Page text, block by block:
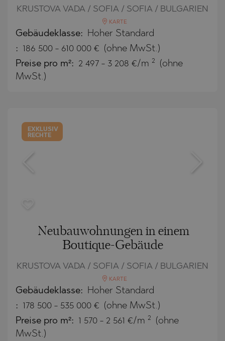
KRUSTOVA VADA / SOFIA / SOFIA / BULGARIEN
KARTE
Gebäudeklasse: Hoher Standard
: 186 500 - 610 000 € (ohne MwSt.)
Preise pro m²: 2 497 - 3 208 €/m 2
(ohne
MwSt.)
EXKLUSIV
RECHTE
Neubauwohnungen in einem
Boutique-Gebäude
KRUSTOVA VADA / SOFIA / SOFIA / BULGARIEN
KARTE
Gebäudeklasse: Hoher Standard
: 178 500 - 535 000 € (ohne MwSt.)
Preise pro m²: 1 570 - 2 561 €/m 2
(ohne
MwSt.)